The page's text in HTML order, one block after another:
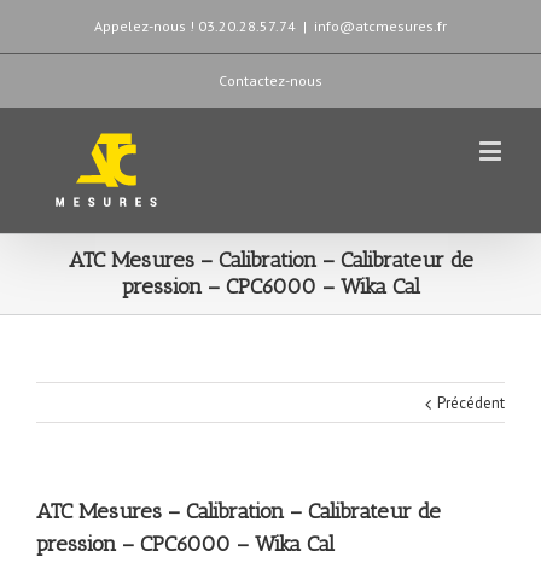
Appelez-nous ! 03.20.28.57.74 | info@atcmesures.fr
Contactez-nous
ATC Mesures – Calibration – Calibrateur de
pression – CPC6000 – Wika Cal
Précédent
ATC Mesures – Calibration – Calibrateur de
pression – CPC6000 – Wika Cal